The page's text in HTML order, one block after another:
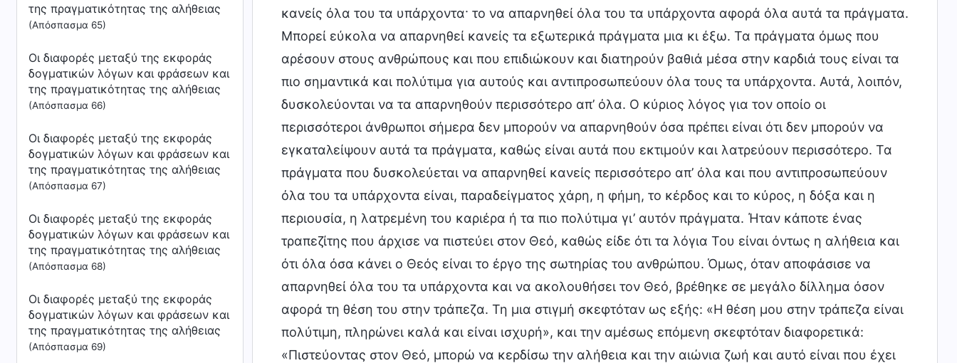
της πραγματικότητας της αλήθειας
(Απόσπασμα 65)
Οι διαφορές μεταξύ της εκφοράς
δογματικών λόγων και φράσεων και
της πραγματικότητας της αλήθειας
(Απόσπασμα 66)
Οι διαφορές μεταξύ της εκφοράς
δογματικών λόγων και φράσεων και
της πραγματικότητας της αλήθειας
(Απόσπασμα 67)
Οι διαφορές μεταξύ της εκφοράς
δογματικών λόγων και φράσεων και
της πραγματικότητας της αλήθειας
(Απόσπασμα 68)
Οι διαφορές μεταξύ της εκφοράς
δογματικών λόγων και φράσεων και
της πραγματικότητας της αλήθειας
(Απόσπασμα 69)